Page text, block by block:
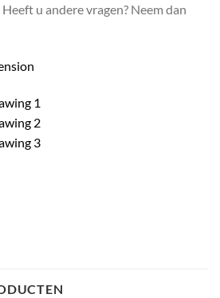
u andere vragen? Neem dan
1
2
3